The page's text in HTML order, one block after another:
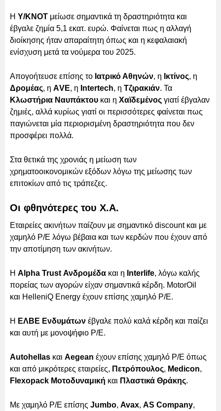
Η Y/KNOT μείωσε σημαντικά τη δραστηριότητα και
έβγαλε ζημία 5,1 εκατ. ευρώ. Φαίνεται πως η αλλαγή
διοίκησης ήταν απαραίτητη όπως και η κεφαλαιακή
ενίσχυση μετά τα νούμερα του 2025.
Απογοήτευσε επίσης το Ιατρικό Αθηνών, η Ικτίνος, η
Δρομέας, η ΑVΕ, η Intertech, η Τζιρακιάν. Τα
Κλωστήρια Ναυπάκτου και η Χαϊδεμένος γιατί έβγαλαν
ζημιές, αλλά κυρίως γιατί οι περισσότερες φαίνεται πως
παγιώνεται μία περιορισμένη δραστηριότητα που δεν
προσφέρει πολλά.
Στα θετικά της χρονιάς η μείωση των
χρηματοοικονομικών εξόδων λόγω της μείωσης των
επιτοκίων από τις τράπεζες.
Οι φθηνότερες του Χ.Α.
Εταιρείες ακινήτων παίζουν με σημαντικό discount και με
χαμηλό P/E λόγω βέβαια και των κερδών που έχουν από
την αποτίμηση των ακινήτων.
Η Alpha Trust Ανδρομέδα και η Interlife, λόγω καλής
πορείας των αγορών είχαν σημαντικά κέρδη. MotorOil
και HelleniQ Energy έχουν επίσης χαμηλό P/E.
Η ΕΛΒΕ Ενδυμάτων έβγαλε πολύ καλά κέρδη και παίζει
και αυτή με μονοψήφιο P/E.
Autohellas και Aegean έχουν επίσης χαμηλό P/E όπως
και από μικρότερες εταιρείες, Πετρόπουλος, Medicon,
Flexopack Μοτοδυναμική και Πλαστικά Θράκης.
Με χαμηλό P/E επίσης Jumbo, Avax, AS Company,